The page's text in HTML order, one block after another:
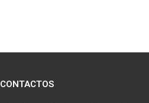
CONTACTOS